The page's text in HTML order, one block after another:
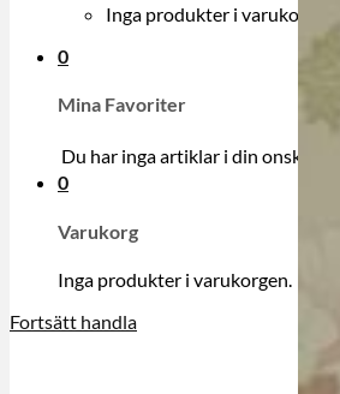
Inga produkter i varukorgen.
0
Mina Favoriter
Du har inga artiklar i din onskelista.
0
Varukorg
Inga produkter i varukorgen.
Fortsätt handla